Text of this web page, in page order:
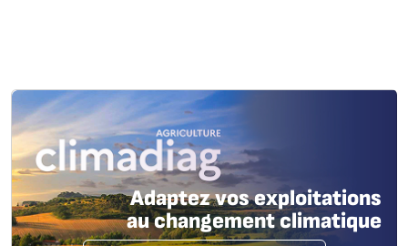
Adaptez vos exploitations
au changement climatique